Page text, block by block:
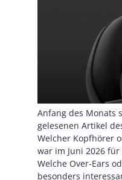
Anfang des Monats
gelesenen Artikel
Welcher Kopfhörer
war im Juni 2026
Welche Over-Ears
besonders